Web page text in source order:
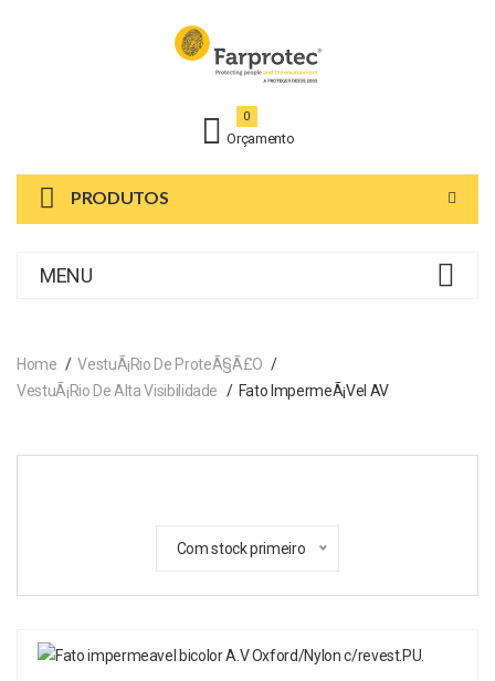
Orçamento
0
PRODUTOS
MENU
Home
VestuÃ¡rio De ProteÃ§Ã£o
VestuÃ¡rio De Alta Visibilidade
Fato ImpermeÃ¡vel AV
Com stock primeiro